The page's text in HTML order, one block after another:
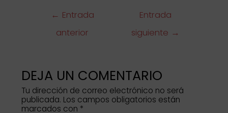
Navegación
← Entrada
anterior
Entrada
siguiente →
DEJA UN COMENTARIO
Tu dirección de correo electrónico no será
publicada. Los campos obligatorios están
marcados con *